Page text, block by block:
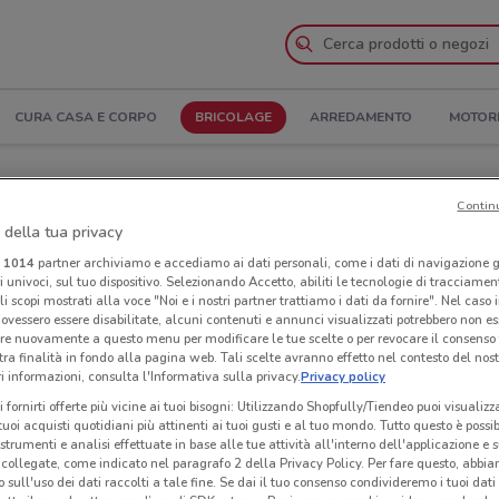
CURA CASA E CORPO BRICOLAGE ARREDAMENTO MOTORI
e Indirizzi
a Arzano
della tua privacy
1014partner archiviamo e accediamo ai dati personali, come i dati di navigazione
sul tuo dispositivo. Selezionando Accetto, abiliti le tecnologie di
scopi mostrati alla voce "Noi e i nostri partner trattiamo i dati da fornire". Nel caso
essere disabilitate, alcuni contenuti e annunci visualizzati potrebbero non
nuovamente a questo menu per modificare le tue scelte o per revocare il
finalità in fondo alla pagina web. Tali scelte avranno effetto nel contesto del
informazioni, consulta l'Informativa sulla privacy.Privacy policy
fornirti offerte più vicine ai tuoi bisogni: Utilizzando Shopfully/Tiendeo puoi
acquisti quotidiani più attinenti ai tuoi gusti e al tuo mondo. Tutto questo è
e analisi effettuate in base alle tue attività all'interno dell'applicazione e
come indicato nel paragrafo 2 della Privacy Policy. Per fare questo,
sull'uso dei dati raccolti a tale fine. Se dai il tuo consenso condivideremo i tuoi dati